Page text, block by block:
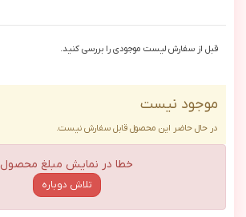
قبل از سفارش لیست موجودی را بررسی کنید.
موجود نیست
در حال حاضر این محصول قابل سفارش نیست.
خطا در نمایش مبلغ محصول
تلاش دوباره